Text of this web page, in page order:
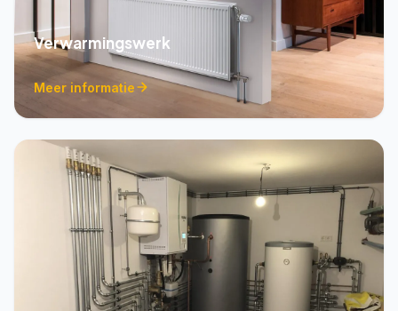
Verwarmingswerk
Meer informatie